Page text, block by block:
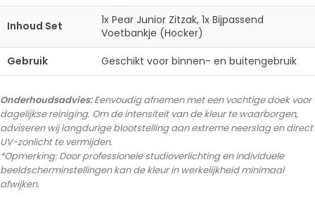
Inhoud Set
1x Pear Junior Zitzak, 1x Bijpassend
Voetbankje (Hocker)
Gebruik
Geschikt voor binnen- en buitengebruik
Onderhoudsadvies:Eenvoudig afnemen met een vochtige doek voor
dagelijkse reiniging. Om de intensiteit van de kleur te waarborgen,
adviseren wij langdurige blootstelling aan extreme neerslag en direct
UV-zonlicht te vermijden.
*Opmerking: Door professionele studioverlichting en individuele
beeldscherminstellingen kan de kleur in werkelijkheid minimaal
afwijken.